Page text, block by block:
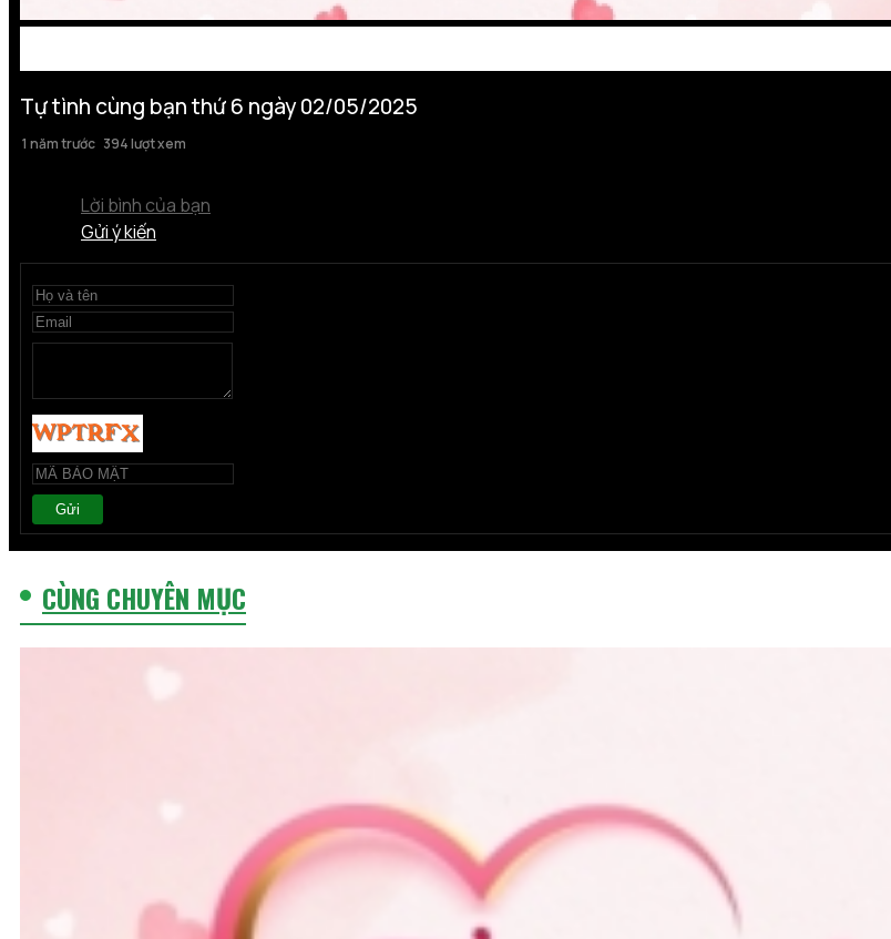
Tự tình cùng bạn thứ 6 ngày 02/05/2025
1 năm trước 394 lượt xem
Lời bình của bạn
Gửi ý kiến
Gửi
CÙNG CHUYÊN MỤC